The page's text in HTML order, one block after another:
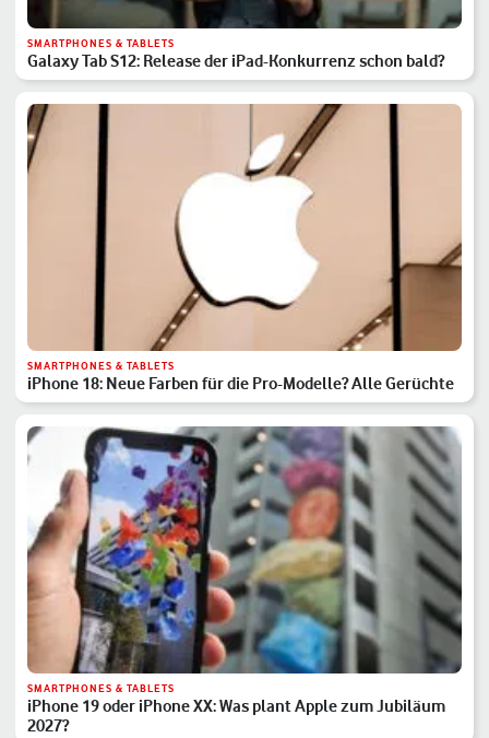
SMARTPHONES & TABLETS
Galaxy Tab S12: Release der iPad-Konkurrenz schon bald?
SMARTPHONES & TABLETS
iPhone 18: Neue Farben für die Pro-Modelle? Alle Gerüchte
SMARTPHONES & TABLETS
iPhone 19 oder iPhone XX: Was plant Apple zum Jubiläum
2027?